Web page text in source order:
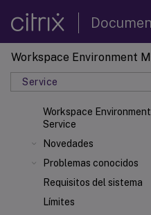
Workspace Environment
Service
Workspace
Service
Novedades
Problemas conocidos
Requisitos del sistema
Límites